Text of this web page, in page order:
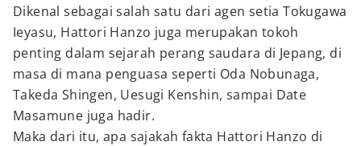
Dikenal sebagai salah satu dari agen setia Tokugawa
Ieyasu, Hattori Hanzo juga merupakan tokoh
penting dalam sejarah perang saudara di Jepang, di
masa di mana penguasa seperti Oda Nobunaga,
Takeda Shingen, Uesugi Kenshin, sampai Date
Masamune juga hadir.
Maka dari itu, apa sajakah fakta Hattori Hanzo di